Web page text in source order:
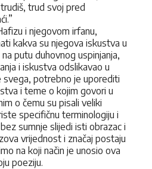
trud svoj pred
i njegovom irfanu,
kakva su njegova iskustva u
putu duhovnog uspinjanja,
i iskustva odslikavao u
svega, potrebno je uporediti
i teme o kojim govori u
o čemu su pisali veliki
specifičnu terminologiju i
sumnje slijedi isti obrazac i
vrijednost i značaj postaju
na koji način je unosio ova
poeziju.